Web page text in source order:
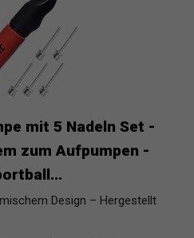
mit 5 Nadeln Set -
zum Aufpumpen -
Design – Hergestellt